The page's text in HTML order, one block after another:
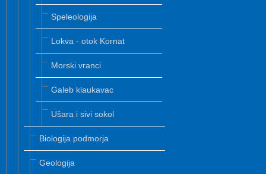
Speleologija
Lokva - otok Kornat
Morski vranci
Galeb klaukavac
Ušara i sivi sokol
Biologija podmorja
Geologija